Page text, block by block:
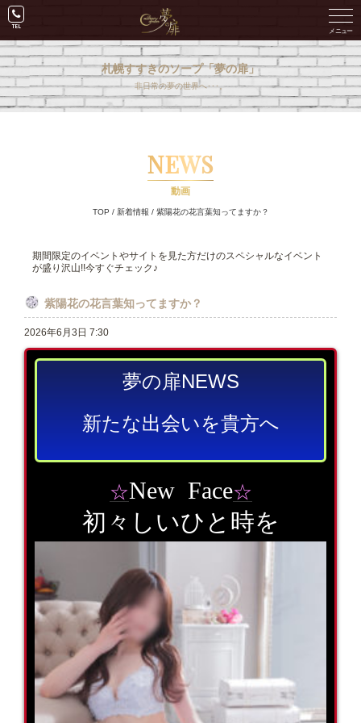
札幌すすきのソープ「夢の扉」
非日常の夢の世界へ･･･。
NEWS
動画
TOP / 新着情報 / 紫陽花の花言葉知ってますか？
期間限定のイベントやサイトを見た方だけのスペシャルなイベント
が盛り沢山!!今すぐチェック♪
紫陽花の花言葉知ってますか？
2026年6月3日 7:30
夢の扉NEWS
新たな出会いを貴方へ
☆New Face☆
初々しいひと時を